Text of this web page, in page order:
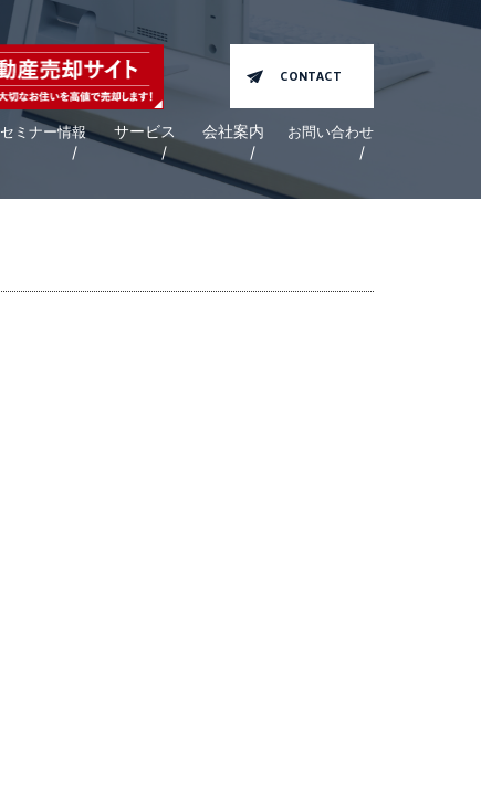
CONTACT
セミナー情報 サービス 会社案内 お問い合わせ